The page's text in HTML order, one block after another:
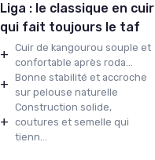
Liga : le classique en cuir
qui fait toujours le taf
+ Cuir de kangourou souple et
confortable après roda...
+ Bonne stabilité et accroche
sur pelouse naturelle
+
Construction solide,
coutures et semelle qui
tienn...